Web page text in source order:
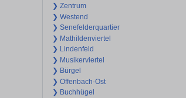
❯ Zentrum
❯ Westend
❯ Senefelderquartier
❯ Mathildenviertel
❯ Lindenfeld
❯ Musikerviertel
❯ Bürgel
❯ Offenbach-Ost
❯ Buchhügel